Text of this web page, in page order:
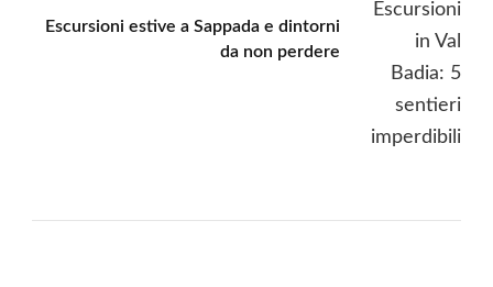
Escursioni estive a Sappada e dintorni
da non perdere